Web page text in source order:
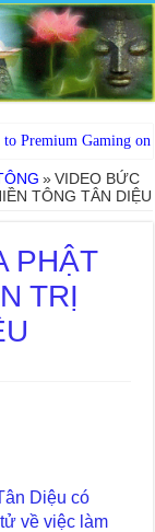
Premium Gaming on
» VIDEO BỨC
TÔNG TÂN DIỆU
PHẬT
TRỊ
Diệu có
về việc làm